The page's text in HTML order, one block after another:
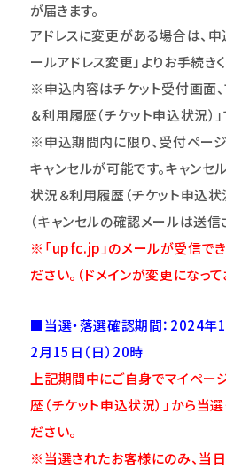
が届きます。
アドレスに変更がある場合は、申
ールアドレス変更」よりお手続き
※申込内容はチケット受付画面
＆利用履歴（チケット申込状況）
※申込期間内に限り、受付ペー
キャンセルが可能です。キャンセ
状況＆利用履歴（チケット申込状
（キャンセルの確認メールは送信
※「upfc.jp」のメールが受信でき
ださい。（ドメインが変更になって
■当選・落選確認期間：2024年
2月15日（日）20時
上記期間中にご自身でマイペー
歴（チケット申込状況）」から当
ださい。
※当選されたお客様にのみ、当